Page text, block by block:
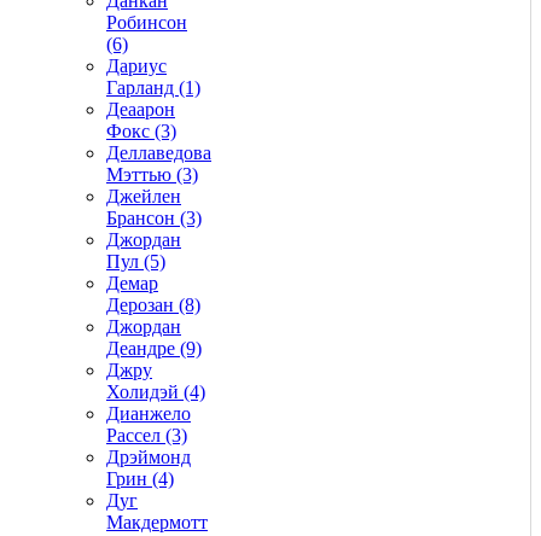
Робинсон
(6)
Дариус
Гарланд (1)
Деаарон
Фокс (3)
Деллаведова
Мэттью (3)
Джейлен
Брансон (3)
Джордан
Пул (5)
Демар
Дерозан (8)
Джордан
Деандре (9)
Джру
Холидэй (4)
Дианжело
Рассел (3)
Дрэймонд
Грин (4)
Дуг
Макдермотт